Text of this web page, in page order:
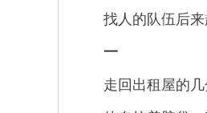
找人的队伍后来越
一
走回出租屋的几分